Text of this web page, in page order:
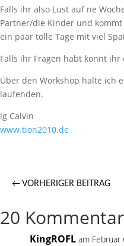
Falls ihr also Lust auf ne
Partner/die Kinder und
ein paar tolle Tage mit viel
Falls ihr Fragen habt könnt
Über den Workshop halte ich
laufenden.
lg Calvin
www.tion2010.de
← VORHERIGER BEITRAG
20
KingROFL am Februar